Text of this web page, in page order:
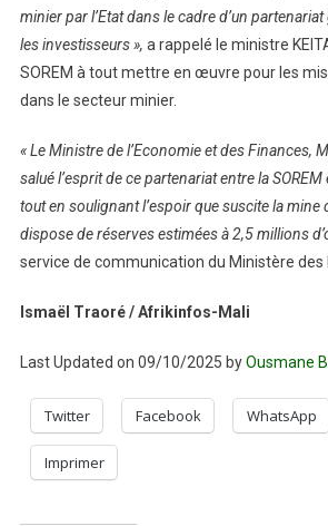
minier par l’Etat dans le cadre d’un
les investisseurs », a rappelé le ministre
SOREM à tout mettre en œuvre pour les
dans le secteur minier.
« Le Ministre de l’Economie et des Finances,
salué l’esprit de ce partenariat entre la
tout en soulignant l’espoir que suscite la mine
dispose de réserves estimées à 2,5 millions
service de communication du Ministère des
Ismaël Traoré / Afrikinfos-Mali
Last Updated on 09/10/2025 byOusmane
Twitter Facebook WhatsApp
Imprimer